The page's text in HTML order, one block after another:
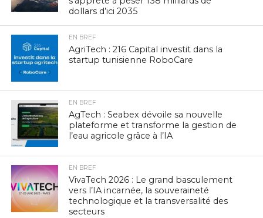
dollars d’ici 2035
EN BREF
AgriTech : 216 Capital investit dans la
startup tunisienne RoboCare
EN BREF
AgTech : Seabex dévoile sa nouvelle
plateforme et transforme la gestion de
l’eau agricole grâce à l’IA
EN BREF
VivaTech 2026 : Le grand basculement
vers l’IA incarnée, la souveraineté
technologique et la transversalité des
secteurs